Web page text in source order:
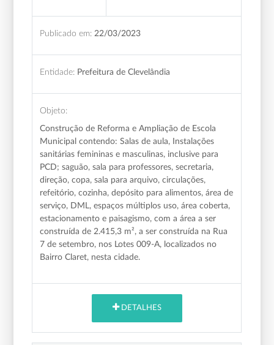
Publicado em: 22/03/2023
Entidade: Prefeitura de Clevelândia
Objeto:
Construção de Reforma e Ampliação de Escola
Municipal contendo: Salas de aula, Instalações
sanitárias femininas e masculinas, inclusive para
PCD; saguão, sala para professores, secretaria,
direção, copa, sala para arquivo, circulações,
refeitório, cozinha, depósito para alimentos, área de
serviço, DML, espaços múltiplos uso, área coberta,
estacionamento e paisagismo, com a área a ser
construída de 2.415,3 m², a ser construída na Rua
7 de setembro, nos Lotes 009-A, localizados no
Bairro Claret, nesta cidade.
DETALHES